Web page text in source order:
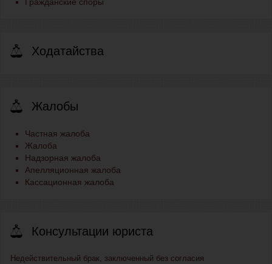
Гражданские споры
Ходатайства
Жалобы
Частная жалоба
Жалоба
Надзорная жалоба
Апелляционная жалоба
Кассационная жалоба
Консультации юриста
Недействительный брак, заключенный без согласия